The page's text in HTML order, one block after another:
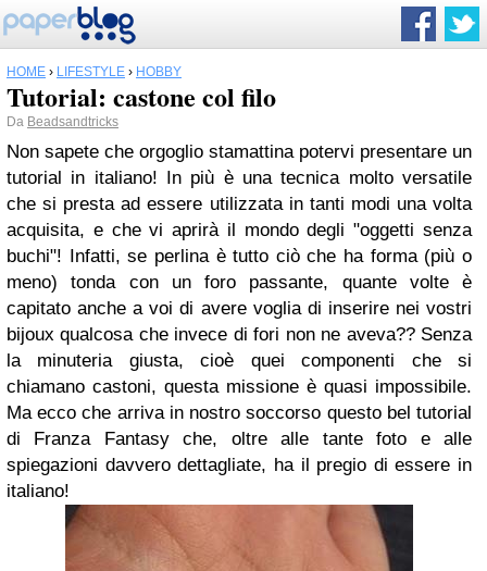
HOME › LIFESTYLE › HOBBY
Tutorial: castone col filo
Da Beadsandtricks
Non sapete che orgoglio stamattina potervi presentare un
tutorial in italiano! In più è una tecnica molto versatile
che si presta ad essere utilizzata in tanti modi una volta
acquisita, e che vi aprirà il mondo degli "oggetti senza
buchi"! Infatti, se perlina è tutto ciò che ha forma (più o
meno) tonda con un foro passante, quante volte è
capitato anche a voi di avere voglia di inserire nei vostri
bijoux qualcosa che invece di fori non ne aveva?? Senza
la minuteria giusta, cioè quei componenti che si
chiamano castoni, questa missione è quasi impossibile.
Ma ecco che arriva in nostro soccorso questo bel tutorial
di Franza Fantasy che, oltre alle tante foto e alle
spiegazioni davvero dettagliate, ha il pregio di essere in
italiano!